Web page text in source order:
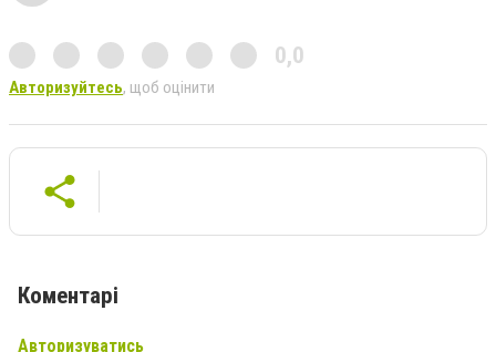
0,0
Авторизуйтесь, щоб оцінити
Коментарі
Авторизуватись